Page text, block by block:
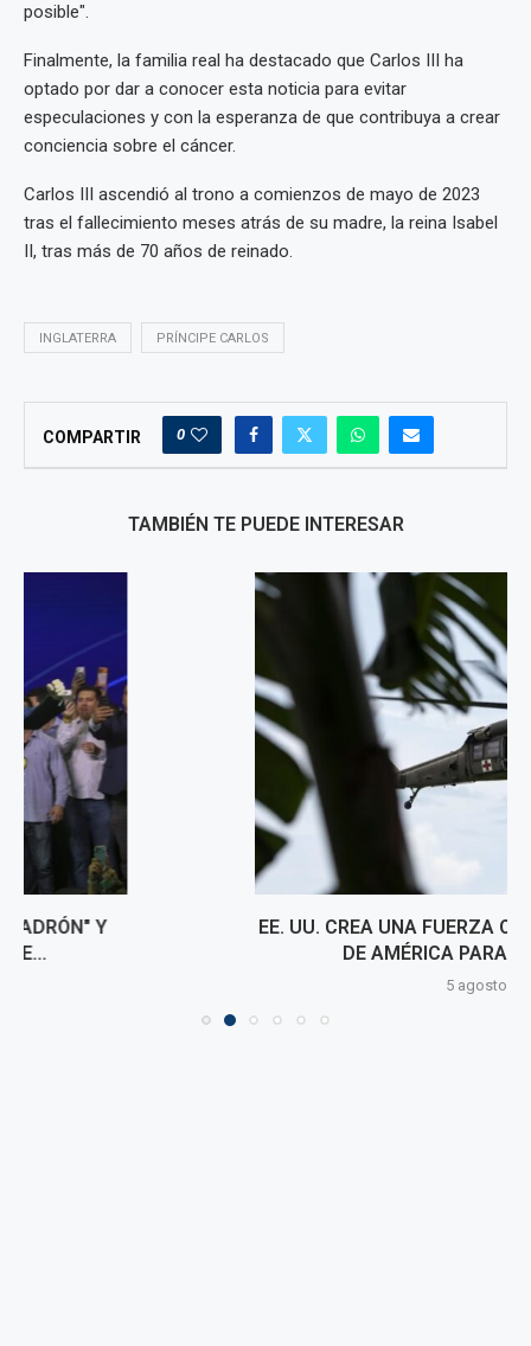
posible".
Finalmente, la familia real ha destacado que Carlos III ha
optado por dar a conocer esta noticia para evitar
especulaciones y con la esperanza de que contribuya a crear
conciencia sobre el cáncer.
Carlos III ascendió al trono a comienzos de mayo de 2023
tras el fallecimiento meses atrás de su madre, la reina Isabel
II, tras más de 70 años de reinado.
INGLATERRA PRÍNCIPE CARLOS
COMPARTIR 0
TAMBIÉN TE PUEDE INTERESAR
EE. UU. CREA UNA FUERZA OPERATIVA CON 18 PAÍSES
DE AMÉRICA PARA REFORZAR LA...